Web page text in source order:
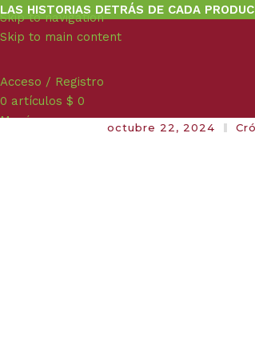
Skip to navigation
Skip to main content
LAS HISTORIAS DETRÁS DE CADA
Acceso / Registro
0 artículos $ 0
Menú
octubre 22, 2024